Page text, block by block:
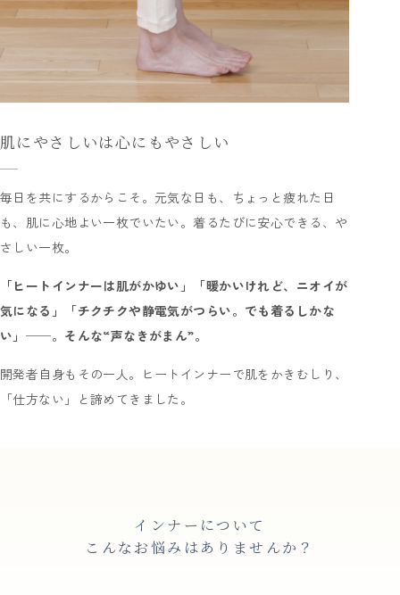
肌にやさしいは心にもやさしい
毎日を共にするからこそ。元気な日も、ちょっと疲れた日
も、肌に心地よい一枚でいたい。着るたびに安心できる、や
さしい一枚。
「ヒートインナーは肌がかゆい」「暖かいけれど、ニオイが
気になる」「チクチクや静電気がつらい。でも着るしかな
い」──。そんな“声なきがまん”。
開発者自身もその一人。ヒートインナーで肌をかきむしり、
「仕方ない」と諦めてきました。
インナーについて
こんなお悩みはありませんか？